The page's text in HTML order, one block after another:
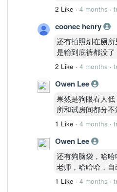
刚突破 14.30 短压
MACD 再次翻多
Stoch 进入强区
短线：
仍有一段惯性冲刺。
30m
出现短线钝化
说明：
短线会有回踩，但
三、关键价位
价格
短支撑
14.10
结构支撑
13.80
2 Like · 4 months ·
coonec henry
还有拍照别在厕
是输到底裤都没了
2 Like · 4 months ·
Owen Lee
果然是狗眼看人
所和试房间都分
1 Like · 4 months ·
Owen Lee
还有狗脑袋，哈
老师，哈哈哈，
1 Like · 4 months ·